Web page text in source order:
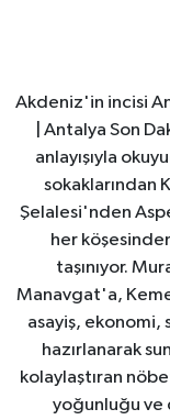
Akdeniz'in incisi
| Antalya Son
anlayışıyla
sokaklarından
Şelalesi'nden
her
taşınıyor.
Manavgat'a,
asayiş, ekonomi,
hazırlanarak
kolaylaştıran
yoğunluğu ve